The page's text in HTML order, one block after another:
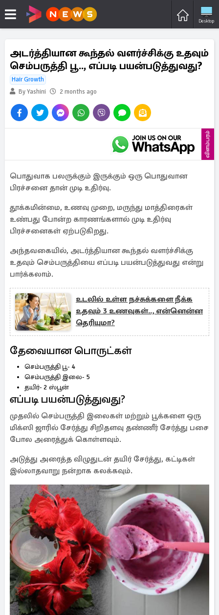
Desktop
அடர்த்தியான கூந்தல் வளர்ச்சிக்கு உதவும்
செம்பருத்தி பூ.., எப்படி பயன்படுத்துவது?
Hair Growth
By Yashini
2 months ago
விளம்பரம்
பொதுவாக பலருக்கும் இருக்கும் ஒரு பொதுவான
பிரச்சனை தான் முடி உதிர்வு.
தூக்கமின்மை, உணவு முறை, மருந்து மாத்திரைகள்
உண்பது போன்ற காரணங்களால் முடி உதிர்வு
பிரச்சனைகள் ஏற்படுகிறது.
அந்தவகையில், அடர்த்தியான கூந்தல் வளர்ச்சிக்கு
உதவும் செம்பருத்தியை எப்படி பயன்படுத்துவது என்று
பார்க்கலாம்.
உடலில் உள்ள நச்சுக்களை நீக்க
உதவும் 3 உணவுகள்.., என்னென்ன
தெரியுமா?
தேவையான பொருட்கள்
செம்பருத்தி பூ- 4
செம்பருத்தி இலை- 5
தயிர்- 2 ஸ்பூன்
எப்படி பயன்படுத்துவது?
முதலில் செம்பருத்தி இலைகள் மற்றும் பூக்களை ஒரு
மிக்ஸி ஜாரில் சேர்த்து சிறிதளவு தண்ணீர் சேர்த்து பசை
போல அரைத்துக் கொள்ளவும்.
அடுத்து அரைத்த விழுதுடன் தயிர் சேர்த்து, கட்டிகள்
இல்லாதவாறு நன்றாக கலக்கவும்.